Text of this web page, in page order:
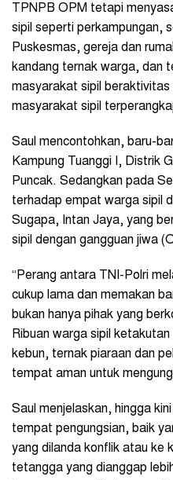
TPNPB OPM tetapi
sipil seperti perkampungan,
Puskesmas, gereja dan
kandang ternak warga, dan
masyarakat sipil beraktivitas
masyarakat sipil
Saul mencontohkan, baru-
Kampung Tuanggi I, Distrik
Puncak. Sedangkan pada
terhadap empat warga sipil
Sugapa, Intan Jaya, yang
sipil dengan gangguan jiwa
“Perang antara TNI-Polri
cukup lama dan memakan
bukan hanya pihak yang
Ribuan warga sipil
kebun, ternak piaraan dan
tempat aman untuk
Saul menjelaskan, hingga
tempat pengungsian, baik
yang dilanda konflik atau ke
tetangga yang dianggap